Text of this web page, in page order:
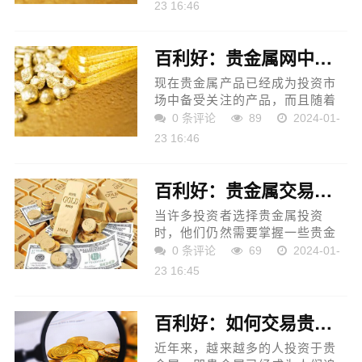
23 16:46
百利好：贵金属网中交易会有怎样的要点需要投资者了解和把握？
现在贵金属产品已经成为投资市
场中备受关注的产品，而且随着
贵金属市场的发展，如今更是出
现了贵金属网等网站，想要在贵
0 条评论 89
2024-01-
23 16:46
百利好：贵金属交易有哪些风险？如何规避风险？
当许多投资者选择贵金属投资
时，他们仍然需要掌握一些贵金
属的基本知识，包括了解贵金属
的市场风险，以确认它们是否是
0 条评论 69
2024-01-
23 16:45
百利好：如何交易贵金属？
近年来，越来越多的人投资于贵